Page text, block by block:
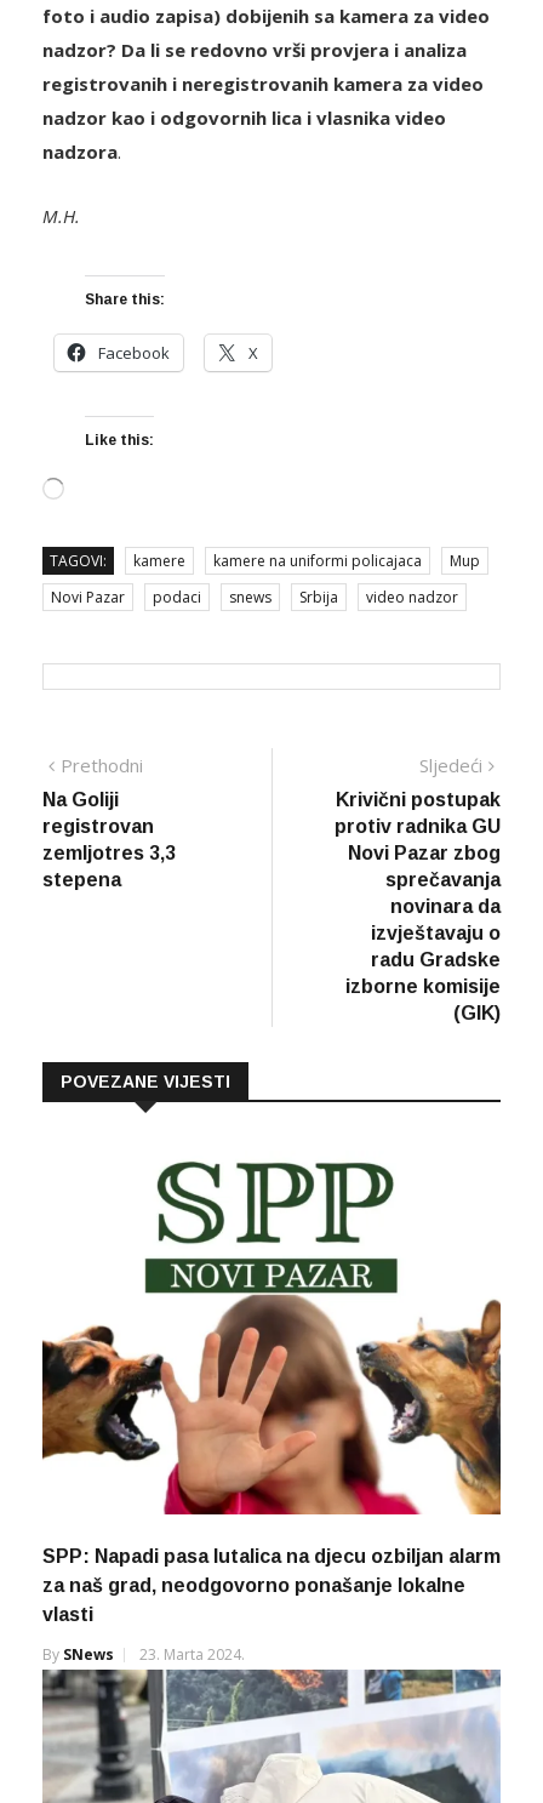
foto i audio zapisa) dobijenih sa kamera za video
nadzor? Da li se redovno vrši provjera i analiza
registrovanih i neregistrovanih kamera za video
nadzor kao i odgovornih lica i vlasnika video
nadzora.
M.H.
Share this:
Facebook X
Like this:
Loading…
TAGOVI: kamere kamere na uniformi policajaca
Mup
Novi Pazar
podaci snews Srbija video nadzor
Navigacija
članaka
Prethodni
Na Goliji
registrovan
zemljotres 3,3
stepena
Sljedeći
Krivični postupak
protiv radnika GU
Novi Pazar zbog
sprečavanja
novinara da
izvještavaju o
radu Gradske
izborne komisije
(GIK)
POVEZANE VIJESTI
SPP: Napadi pasa lutalica na djecu ozbiljan alarm
za naš grad, neodgovorno ponašanje lokalne
vlasti
By SNews 23. Marta 2024.